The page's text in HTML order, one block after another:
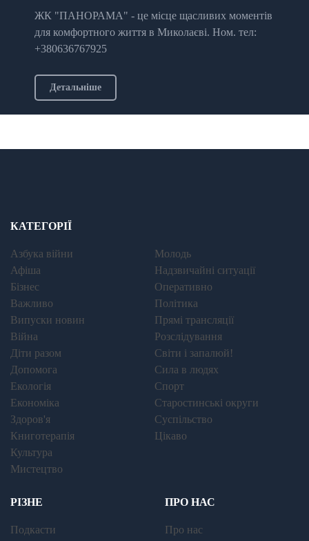
ЖК "ПАНОРАМА" - це місце щасливих моментів
для комфортного життя в Миколаєві. Ном. тел:
+380636767925
Детальніше
КАТЕГОРІЇ
Азбука війни
Афіша
Бізнес
Важливо
Випуски новин
Війна
Діти разом
Допомога
Екологія
Економіка
Здоров'я
Книготерапія
Культура
Мистецтво
Молодь
Надзвичайні ситуації
Оперативно
Політика
Прямі трансляції
Розслідування
Світи і запалюй!
Сила в людях
Спорт
Старостинські округи
Суспільство
Цікаво
РІЗНЕ
Подкасти
ПРО НАС
Про нас